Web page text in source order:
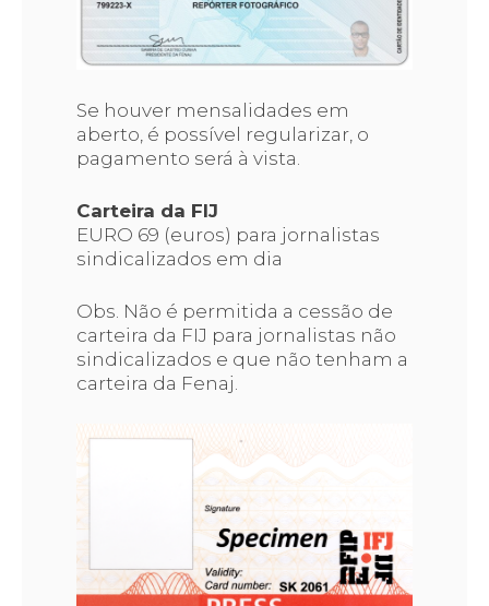
Se houver mensalidades em
aberto, é possível regularizar, o
pagamento será à vista.
Carteira da FIJ
EURO 69 (euros) para jornalistas
sindicalizados em dia
Obs. Não é permitida a cessão de
carteira da FIJ para jornalistas não
sindicalizados e que não tenham a
carteira da Fenaj.